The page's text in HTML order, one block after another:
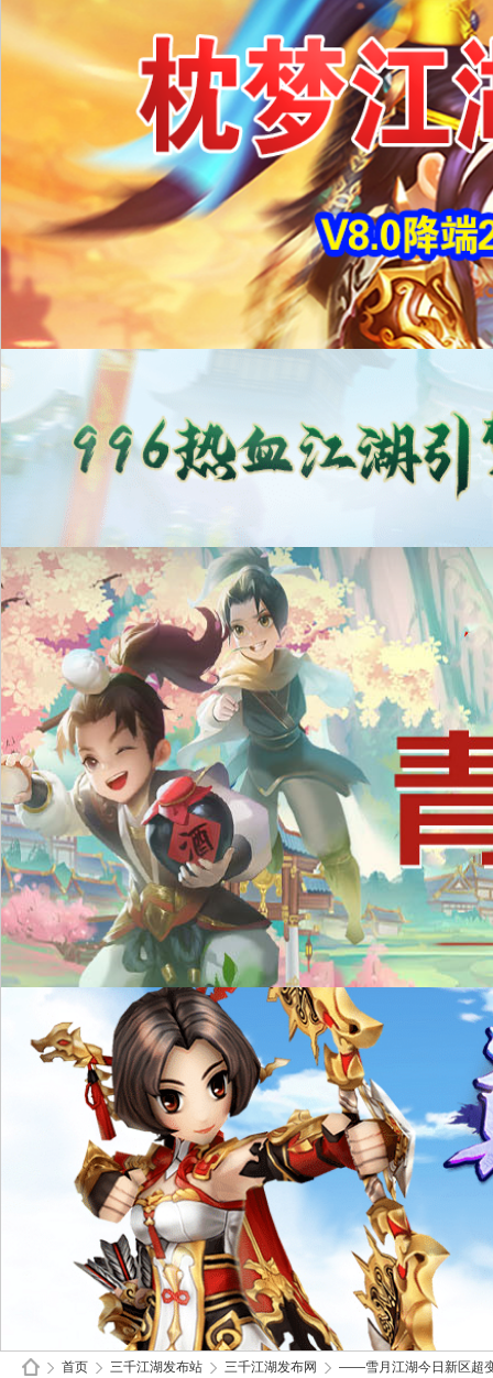
首页 三千江湖发布站 三千江湖发布网 ——雪月江湖今日新区超